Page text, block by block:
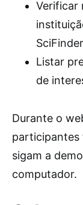
Verificar
Listar
de
Durante o
participantes
sigam a
computador.